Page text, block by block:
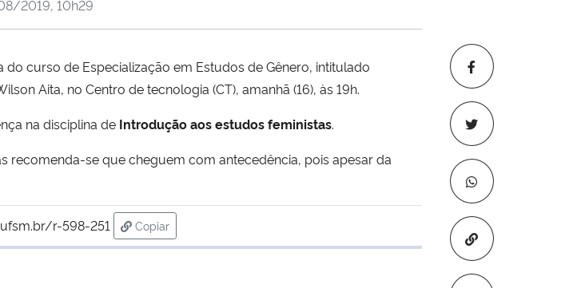
Copiar para
2019, 10h29
curso de Especialização em Estudos de Gênero, intitulado
Aita, no Centro de tecnologia (CT), amanhã (16), às 19h.
na disciplina de Introdução aos estudos feministas.
se que cheguem com antecedência, pois apesar da
r-598-251
Copiar
para área de transferência